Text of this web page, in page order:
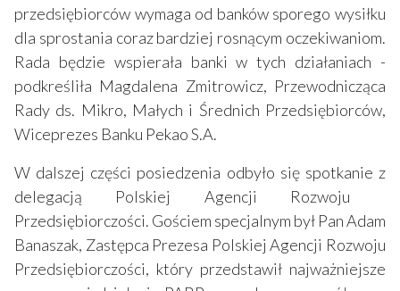
przedsiębiorców wymaga od banków sporego wysiłku
dla sprostania coraz bardziej rosnącym oczekiwaniom.
Rada będzie wspierała banki w tych działaniach -
podkreśliła Magdalena Zmitrowicz, Przewodnicząca
Rady ds. Mikro, Małych i Średnich Przedsiębiorców,
Wiceprezes Banku Pekao S.A.
W dalszej części posiedzenia odbyło się spotkanie z
delegacją Polskiej Agencji Rozwoju
Przedsiębiorczości. Gościem specjalnym był Pan Adam
Banaszak, Zastępca Prezesa Polskiej Agencji Rozwoju
Przedsiębiorczości, który przedstawił najważniejsze